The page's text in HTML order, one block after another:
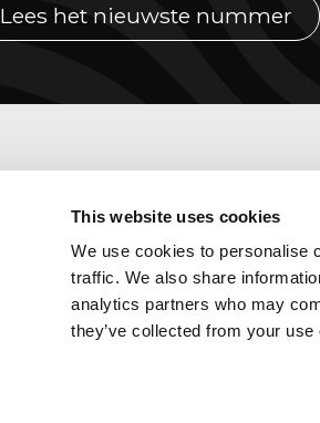
This website uses cookies
We use cookies to personalise
traffic. We also share
analytics partners who may
they’ve collected from your
Lees het nieuwste nummer